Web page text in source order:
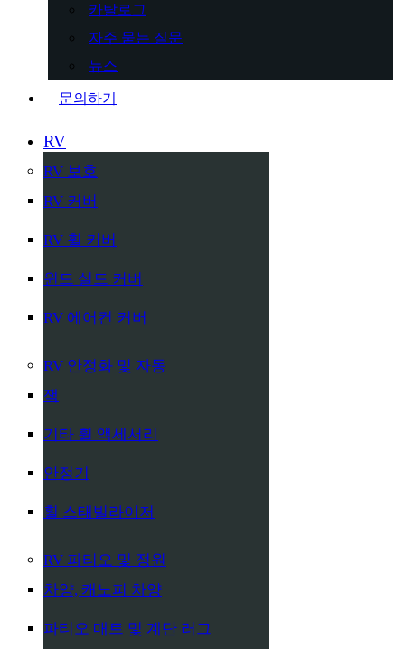
카탈로그
자주 묻는 질문
뉴스
문의하기
RV
RV 보호
RV 커버
RV 휠 커버
윈드 실드 커버
RV 에어컨 커버
RV 안정화 및 자동
잭
기타 휠 액세서리
안정기
휠 스태빌라이저
RV 파티오 및 정원
차양, 캐노피 차양
파티오 매트 및 계단 러그